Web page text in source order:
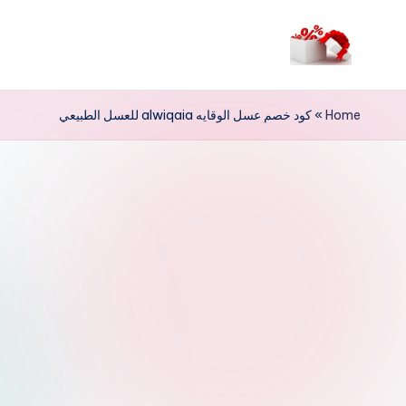
م
ر
Home
»كود خصم عسل الوقايه alwiqaia للعسل الطبيعي